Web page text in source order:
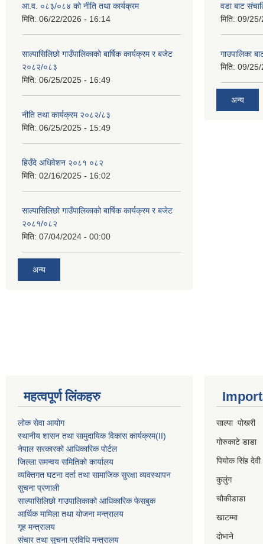
आ.व. ०८३/०८४ को नीति तथा कार्यक्रम
मिति: 06/22/2026 - 16:14
साल्पासिलिछो गाउँपालिकाको बार्षिक कार्यक्रम र बजेट
२०८२/०८३
मिति: 06/25/2025 - 16:49
नीति तथा कार्यक्रम २०८२/८३
मिति: 06/25/2025 - 15:49
हिउँदे अधिवेशन २०८१ ०८२
मिति: 02/16/2025 - 16:02
साल्पासिलिछो गाउँपालिकाको बार्षिक कार्यक्रम र बजेट
२०८१/०८२
मिति: 07/04/2024 - 00:00
अन्य
वडा बाट
मिति: 09/25/
गाउपालिका
मिति: 09/25/
अन्य
महत्वपूर्ण लिंकहरु
लोक सेवा आयोग
स्थानीय शासन तथा सामुदायिक विकास कार्यक्रम(II)
नेपाल सरकारको आधिकारिक पोर्टल
जिल्ला समन्वय समितिको कार्यालय
व्यक्तिगत घटना दर्ता तथा सामाजिक सुरक्षा व्यवस्थापन
सुचना प्रणाली
साल्पासिलिछो गाउपालिकाको आधिकारिक फेसबुक
आर्थिक मामिला तथा योजना मन्त्रालय
गृह मन्त्रालय
संचार तथा सुचना प्रविधि मन्त्रालय
साल्पा पोखरी
गोरुकाटे डाडा
पियोक सिंह
कुलुंग
चौकीडाडा
खाटम्मा
दोभाने